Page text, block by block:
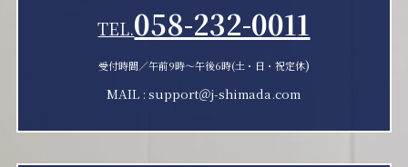
TEL.058-232-0011
受付時間／午前9時〜午後6時(土・日・祝定休)
MAIL : support＠j-shimada.com